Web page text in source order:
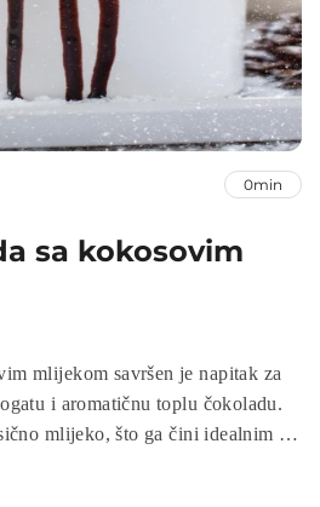
0min
sa kokosovim
mlijekom savršen je napitak za
i aromatičnu toplu čokoladu.
mlijeko, što ga čini idealnim za